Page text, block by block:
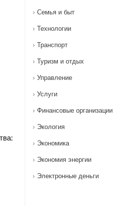
Семья и быт
Технологии
Транспорт
Туризм и отдых
Управление
Услуги
Финансовые организации
Экология
Экономика
Экономия энергии
Электронные деньги